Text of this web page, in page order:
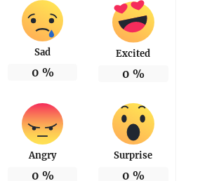
Sad
0 %
Excited
0 %
Angry
0 %
Surprise
0 %